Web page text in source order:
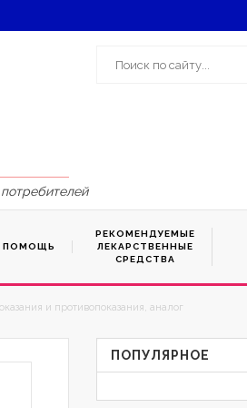
ПОМОЩЬ
РЕКОМЕНДУЕМЫЕ
ЛЕКАРСТВЕННЫЕ
СРЕДСТВА
и противопоказания, аналог
ПОПУЛЯРНОЕ